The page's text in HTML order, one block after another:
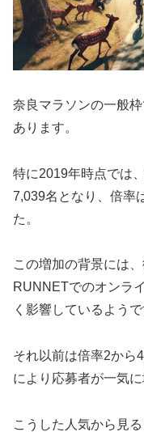
奈良マラソンの一般
あります。
特に2019年時点では
7,039名となり、倍率
た。
この増加の背景には
RUNNETでのオンラ
く影響しているようで
それ以前は倍率2から
により応募者が一気に
こうした人気から見